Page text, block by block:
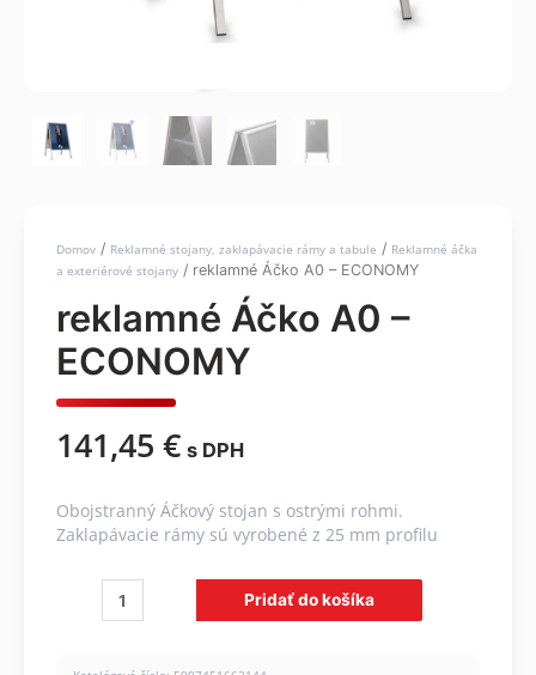
Domov / Reklamné stojany, zaklapávacie rámy a tabule / Reklamné áčka
a exteriérové stojany / reklamné Áčko A0 – ECONOMY
reklamné Áčko A0 –
ECONOMY
141,45€ s DPH
Obojstranný Áčkový stojan s ostrými rohmi.
Zaklapávacie rámy sú vyrobené z 25 mm profilu
množstvo
Pridať do košíka